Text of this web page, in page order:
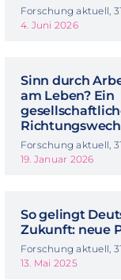
Forschung aktuell,
4. Juni 2026
Sinn durch
am Leben? Ein
Forschung aktuell,
19. Januar 2026
So gelingt
Zukunft: neue
Forschung aktuell,
13. Mai 2025